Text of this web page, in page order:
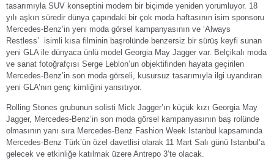
tasarımıyla SUV konseptini modern bir biçimde yeniden yorumluyor. 18
yılı aşkın süredir dünya çapındaki bir çok moda haftasının isim sponsoru
Mercedes-Benz’in yeni moda görsel kampanyasının ve ‘Always
Restless’
isimli kısa filminin başrolünde benzersiz bir sürüş keyfi sunan
yeni GLA ile dünyaca ünlü model Georgia May Jagger var. Belçikalı moda
ve sanat fotoğrafçısı Serge Leblon’un objektifinden hayata geçirilen
Mercedes-Benz’in son moda görseli, kusursuz tasarımıyla ilgi uyandıran
yeni GLA’nın genç kimliğini yansıtıyor.
Rolling Stones grubunun solisti Mick Jagger’ın küçük kızı Georgia May
Jagger, Mercedes-Benz’in son moda görsel kampanyasının baş rolünde
olmasının yanı sıra Mercedes-Benz Fashion Week Istanbul kapsamında
Mercedes-Benz Türk’ün özel davetlisi olarak 11 Mart Salı günü Istanbul’a
gelecek ve etkinliğe katılmak üzere Antrepo 3’te olacak.